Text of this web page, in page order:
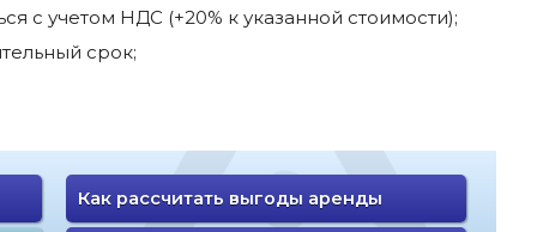
с учетом НДС (+20% к указанной стоимости);
срок;
Как рассчитать выгоды аренды